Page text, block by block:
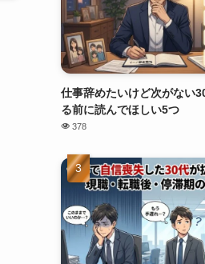
仕事辞めたいけど次がない
る前に読んでほしい5つ
378